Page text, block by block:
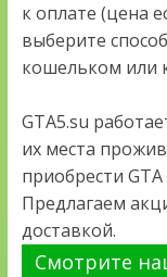
к оплате (цена
выберите
кошельком или
GTA5.su
их места
приобрести
Предлагаем
доставкой.
Смотрите